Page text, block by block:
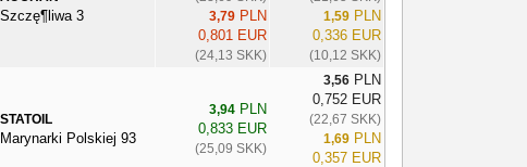
Szczę¶liwa 3
3,79PLN
0,801 EUR
(24,13 SKK)
1,59PLN
0,336 EUR
(10,12 SKK)
STATOIL
Marynarki Polskiej 93
3,94PLN
0,833 EUR
(25,09 SKK)
3,56PLN
0,752 EUR
(22,67 SKK)
1,69PLN
0,357 EUR